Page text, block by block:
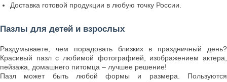
Доставка готовой продукции в любую точку России.
Пазлы для детей и взрослых
Раздумываете, чем порадовать близких в праздничный день?
Красивый пазл с любимой фотографией, изображением актера,
пейзажа, домашнего питомца – лучшее решение!
Пазл может быть любой формы и размера. Пользуются